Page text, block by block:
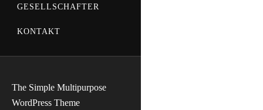
GESELLSCHAFTER
KONTAKT
The Simple Multipurpose
WordPress Theme